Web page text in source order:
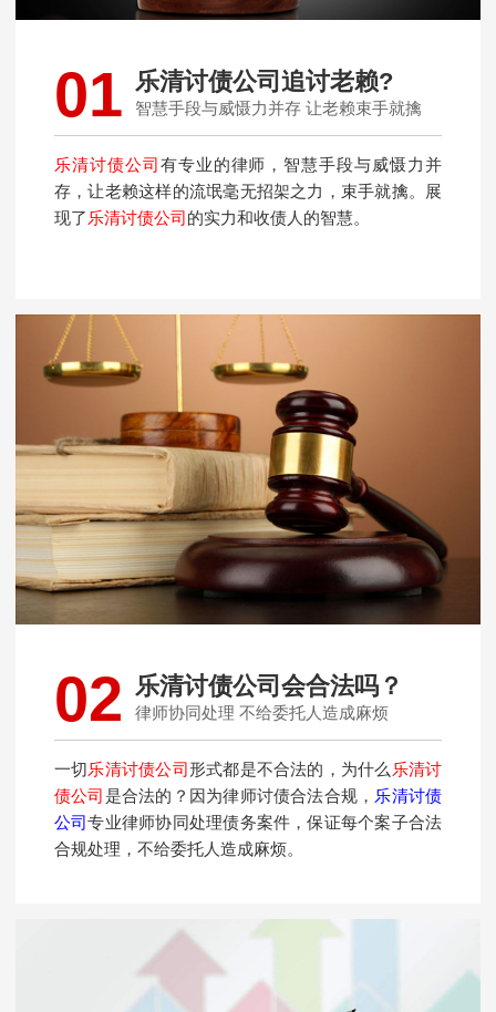
01 乐清讨债公司追讨老赖?
智慧手段与威慑力并存 让老赖束手就擒
乐清讨债公司有专业的律师，智慧手段与威慑力并
存，让老赖这样的流氓毫无招架之力，束手就擒。展
现了 乐清讨债公司的实力和收债人的智慧。
02 乐清讨债公司会合法吗？
律师协同处理 不给委托人造成麻烦
一切乐清讨债公司形式都是不合法的，为什么 乐清讨
债公司 是合法的？因为律师讨债合法合规， 乐清讨债
公司专业律师协同处理债务案件，保证每个案子合法
合规处理，不给委托人造成麻烦。